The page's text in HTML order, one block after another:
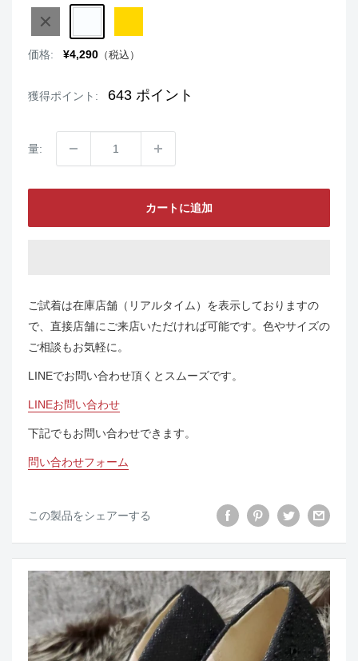
BLACK
価格:
販
¥4,290 （税込）
獲得ポイント: 643 ポイント
量:
カートに追加
ご試着は在庫店舗（リアルタイム）を表示しておりますの
で、直接店舗にご来店いただければ可能です。色やサイズの
ご相談もお気軽に。
LINEでお問い合わせ頂くとスムーズです。
LINEお問い合わせ
下記でもお問い合わせできます。
問い合わせフォーム
この製品をシェアーする